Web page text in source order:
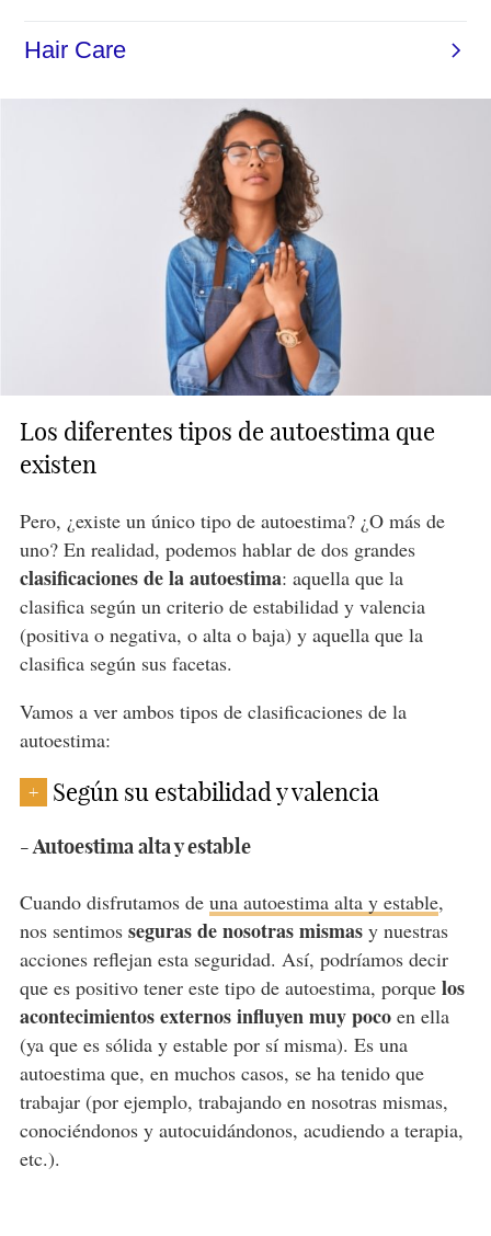
Los diferentes tipos de autoestima que
existen
Pero, ¿existe un único tipo de autoestima? ¿O más de
uno? En realidad, podemos hablar de dos grandes
clasificaciones de la autoestima: aquella que la
clasifica según un criterio de estabilidad y valencia
(positiva o negativa, o alta o baja) y aquella que la
clasifica según sus facetas.
Vamos a ver ambos tipos de clasificaciones de la
autoestima:
+ Según su estabilidad y valencia
- Autoestima alta y estable
Cuando disfrutamos de una autoestima alta y estable,
nos sentimos seguras de nosotras mismasy nuestras
acciones reflejan esta seguridad. Así, podríamos decir
que es positivo tener este tipo de autoestima, porque los
acontecimientos externos influyen muy pocoen ella
(ya que es sólida y estable por sí misma). Es una
autoestima que, en muchos casos, se ha tenido que
trabajar (por ejemplo, trabajando en nosotras mismas,
conociéndonos y autocuidándonos, acudiendo a terapia,
etc.).